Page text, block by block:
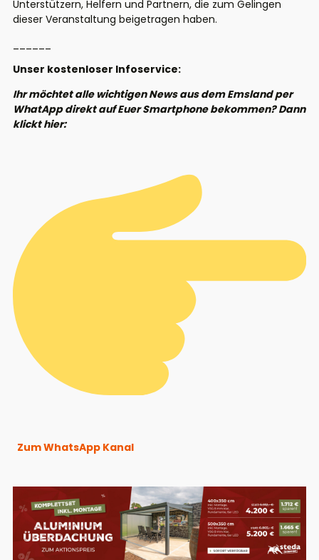
Unterstützern, Helfern und Partnern, die zum Gelingen
dieser Veranstaltung beigetragen haben.
Unser kostenloser Infoservice:
Ihr möchtet alle wichtigen News aus dem Emsland per
WhatApp direkt auf Euer Smartphone bekommen? Dann
klickt hier:
Zum WhatsApp Kanal